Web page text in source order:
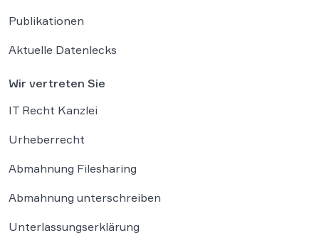
Publikationen
Aktuelle Datenlecks
Wir vertreten Sie
IT Recht Kanzlei
Urheberrecht
Abmahnung Filesharing
Abmahnung unterschreiben
Unterlassungserklärung